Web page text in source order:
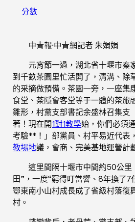
分數
中青報·中青網記者 朱娟娟
元宵節一過，湖北省十堰市秦
到千畝茶園里忙活開了，清溝、除
的采摘做預備。茶園一旁，一座集
食堂、茶隱會客堂等于一體的茶旅
雛形，村黨支部書記余盛林召集支
著！現在開1對1教學始，你們必須
考驗**！」部黨員、村平易近代表
教場地議，會商、完美基地運營計
這里間隔十堰市中間約50公里
田”，一度“窮得叮當響、8年換了7
鄂東南小山村成長成了省級村落復
村。